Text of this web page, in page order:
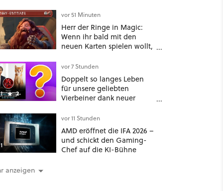
Mobilfunk
vor 51 Minuten
Herr der Ringe in Magic:
Wenn ihr bald mit den
neuen Karten spielen wollt,
Duolingo Zwergisch pauken
2
vor 7 Stunden
Doppelt so langes Leben
für unsere geliebten
Vierbeiner dank neuer
Japan: Der Blick auf über
1.200 Kommentare zeigt,
dass es nicht so einfach ist
vor 11 Stunden
AMD eröffnet die IFA 2026 –
und schickt den Gaming-
Chef auf die KI-Bühne
anzeigen